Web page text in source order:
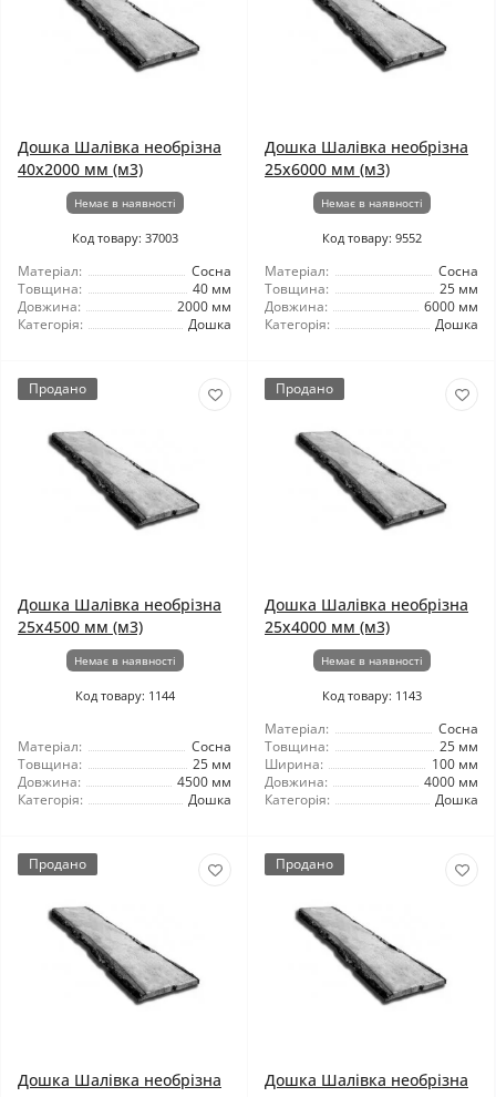
Дошка Шалівка необрізна
40x2000 мм (м3)
Немає в наявності
Код товару: 37003
Матеріал:
Сосна
Товщина:
40 мм
Довжина:
2000 мм
Категорія:
Дошка
Дошка Шалівка необрізна
25x6000 мм (м3)
Немає в наявності
Код товару: 9552
Матеріал:
Сосна
Товщина:
25 мм
Довжина:
6000 мм
Категорія:
Дошка
Продано
Дошка Шалівка необрізна
25x4500 мм (м3)
Немає в наявності
Код товару: 1144
Матеріал:
Сосна
Товщина:
25 мм
Довжина:
4500 мм
Категорія:
Дошка
Продано
Дошка Шалівка необрізна
25x4000 мм (м3)
Немає в наявності
Код товару: 1143
Матеріал:
Сосна
Товщина:
25 мм
Ширина:
100 мм
Довжина:
4000 мм
Категорія:
Дошка
Продано
Дошка Шалівка необрізна
Продано
Дошка Шалівка необрізна